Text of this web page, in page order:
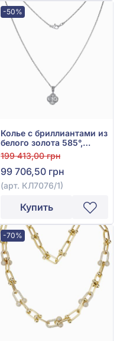
-50%
Колье с бриллиантами из
белого золота 585°,
бриллиант 0,67ct, арт.
КЛ7076/1
199 413,00 грн
99 706,50 грн
(арт. КЛ7076/1)
Купить
-70%